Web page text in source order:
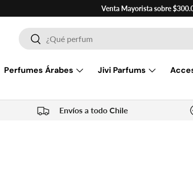
Venta Mayorista sobre
BuscarBuscar
Perfumes Árabes Jivi Parfums
Envíos a todo Chile